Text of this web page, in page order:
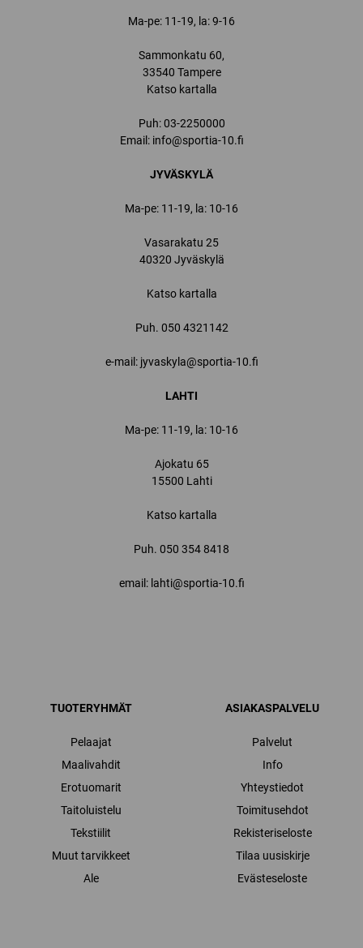
Ma-pe: 11-19, la: 9-16
Sammonkatu 60,
33540 Tampere
Katso kartalla
Puh:03-2250000
Email: info@sportia-10.fi
JYVÄSKYLÄ
Ma-pe: 11-19, la: 10-16
Vasarakatu 25
40320 Jyväskylä
Katso kartalla
Puh. 050 4321142
e-mail: jyvaskyla@sportia-10.fi
LAHTI
Ma-pe: 11-19, la: 10-16
Ajokatu 65
15500 Lahti
Katso kartalla
Puh. 050 354 8418
email: lahti@sportia-10.fi
TUOTERYHMÄT
Pelaajat
Maalivahdit
Erotuomarit
Taitoluistelu
Tekstiilit
Muut tarvikkeet
Ale
ASIAKASPALVELU
Palvelut
Info
Yhteystiedot
Toimitusehdot
Rekisteriseloste
Tilaa uusiskirje
Evästeseloste